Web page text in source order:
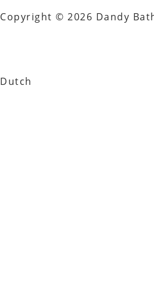
Copyright © 2026 Dandy
Dutch